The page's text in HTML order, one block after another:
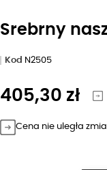
Srebrny
Kod N2505
405,30 zł
Cena nie uległa